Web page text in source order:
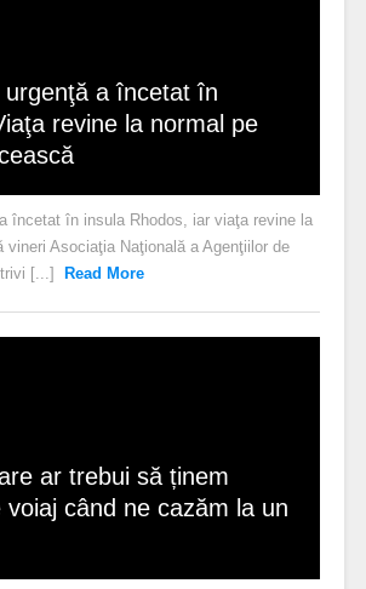
urgenţă a încetat în
revine la normal pe
încetat în insula Rhodos, iar viaţa revine la
vineri Asociaţia Naţională a Agenţiilor de
[...]
Read More
ar trebui să ținem
voiaj când ne cazăm la un